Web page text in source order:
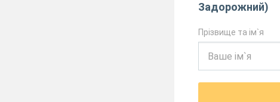
Задорожний)
Прізвище та ім`я